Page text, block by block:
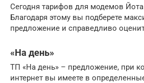
Сегодня тарифов для модемов Йота
Благодаря этому вы подберете
предложение и справедливо
«На день»
ТП «На день» – предложение, при
интернет вы имеете в